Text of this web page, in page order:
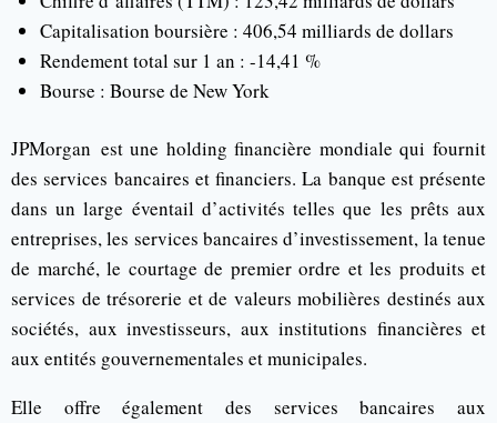
Capitalisation boursière : 406,54 milliards de dollars
Rendement total sur 1 an : -14,41 %
Bourse : Bourse de New York
JPMorgan est une holding financière mondiale qui fournit
des services bancaires et financiers. La banque est présente
dans un large éventail d’activités telles que les prêts aux
entreprises, les services bancaires d’investissement, la tenue
de marché, le courtage de premier ordre et les produits et
services de trésorerie et de valeurs mobilières destinés aux
sociétés, aux investisseurs, aux institutions financières et
aux entités gouvernementales et municipales.
Elle offre également des services bancaires aux